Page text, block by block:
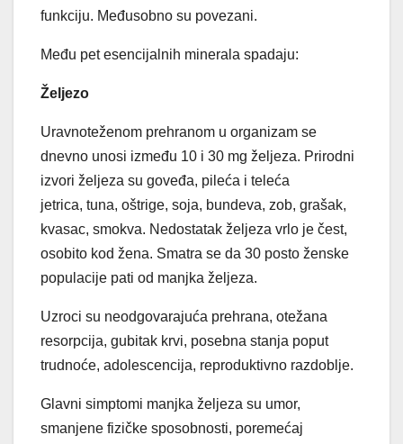
funkciju. Međusobno su povezani.
Među pet esencijalnih minerala spadaju:
Željezo
Uravnoteženom prehranom u organizam se
dnevno unosi između 10 i 30 mg željeza. Prirodni
izvori željeza su goveđa, pileća i teleća
jetrica, tuna, oštrige, soja, bundeva, zob, grašak,
kvasac, smokva. Nedostatak željeza vrlo je čest,
osobito kod žena. Smatra se da 30 posto ženske
populacije pati od manjka željeza.
Uzroci su neodgovarajuća prehrana, otežana
resorpcija, gubitak krvi, posebna stanja poput
trudnoće, adolescencija, reproduktivno razdoblje.
Glavni simptomi manjka željeza su umor,
smanjene fizičke sposobnosti, poremećaj